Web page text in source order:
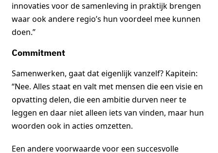
innovaties voor de samenleving in praktijk brengen
waar ook andere regio’s hun voordeel mee kunnen
doen.”
Commitment
Samenwerken, gaat dat eigenlijk vanzelf? Kapitein:
“Nee. Alles staat en valt met mensen die een visie en
opvatting delen, die een ambitie durven neer te
leggen en daar niet alleen iets van vinden, maar hun
woorden ook in acties omzetten.
Een andere voorwaarde voor een succesvolle